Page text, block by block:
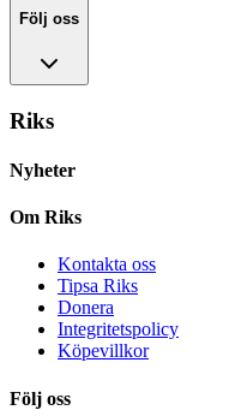
Följ oss
Riks
Nyheter
Om Riks
Kontakta oss
Tipsa Riks
Donera
Integritetspolicy
Köpevillkor
Följ oss